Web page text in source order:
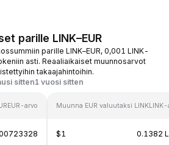
parille LINK–EUR
parille LINK–EUR, 0,001 LINK-
asti. Reaaliaikaiset muunnosarvot
takaajahintoihin.
sitten1 vuosi sitten
EUR-arvo Muunna EUR valuutaksi LINKLINK-
$1 0.1382